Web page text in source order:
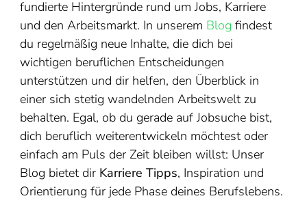
fundierte Hintergründe rund um Jobs, Karriere
und den Arbeitsmarkt. In unserem Blog findest
du regelmäßig neue Inhalte, die dich bei
wichtigen beruflichen Entscheidungen
unterstützen und dir helfen, den Überblick in
einer sich stetig wandelnden Arbeitswelt zu
behalten. Egal, ob du gerade auf Jobsuche bist,
dich beruflich weiterentwickeln möchtest oder
einfach am Puls der Zeit bleiben willst: Unser
Blog bietet dir Karriere Tipps, Inspiration und
Orientierung für jede Phase deines Berufslebens.